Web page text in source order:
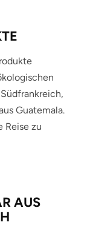
Guatemala.
Reise zu
AUS